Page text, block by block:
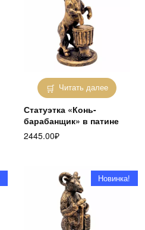
Читать далее
Статуэтка «Конь-
барабанщик» в патине
2445.00₽
Новинка!